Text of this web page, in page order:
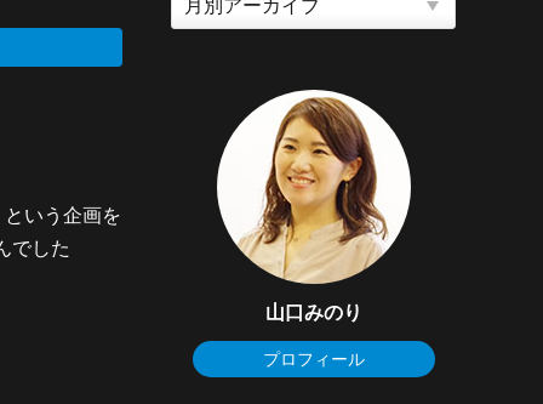
いう企画を
でした
山口みのり
プロフィール